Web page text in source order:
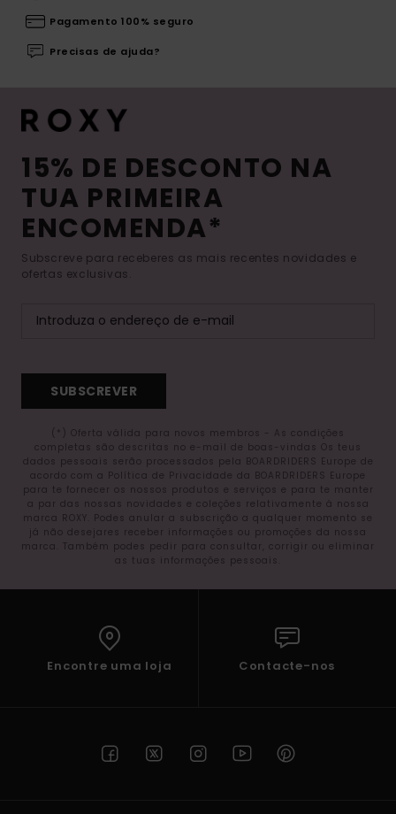
Pagamento 100% seguro
Precisas de ajuda?
15% DE DESCONTO NA
TUA PRIMEIRA
ENCOMENDA*
Subscreve para receberes as mais recentes novidades e
ofertas exclusivas.
SUBSCREVER
(*) Oferta válida para novos membros - As condições
completas são descritas no e-mail de boas-vindas Os teus
dados pessoais serão processados pela BOARDRIDERS Europe de
acordo com a Política de Privacidade da BOARDRIDERS Europe
para te fornecer os nossos produtos e serviços e para te manter
a par das nossas novidades e coleções relativamente à nossa
marca ROXY. Podes anular a subscrição a qualquer momento se
já não desejares receber informações ou promoções da nossa
marca. Também podes pedir para consultar, corrigir ou eliminar
as tuas informações pessoais.
Encontre uma loja Contacte-nos